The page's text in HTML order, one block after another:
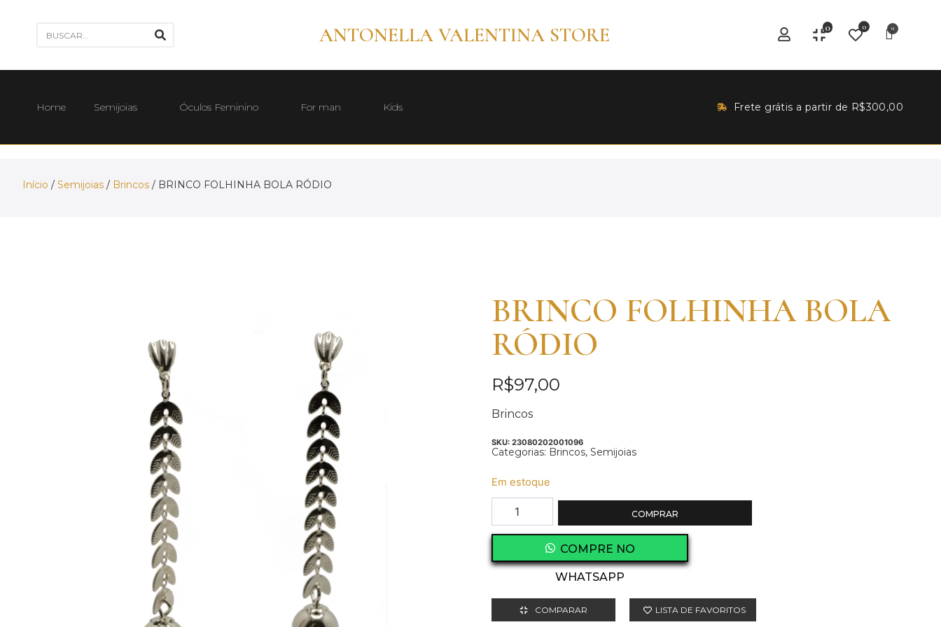
ANTONELLA VALENTINA STORE 0 0
Home Semijoias Óculos Feminino For man Kids Frete grátis a partir de R$300,00
Início / Semijoias / Brincos / BRINCO FOLHINHA BOLA RÓDIO
BRINCO FOLHINHA BOLA
RÓDIO
R$97,00
Brincos
SKU: 23080202001096
Categorias: Brincos, Semijoias
Em estoque
COMPRAR
COMPRE NO
WHATSAPP
COMPARAR LISTA DE FAVORITOS